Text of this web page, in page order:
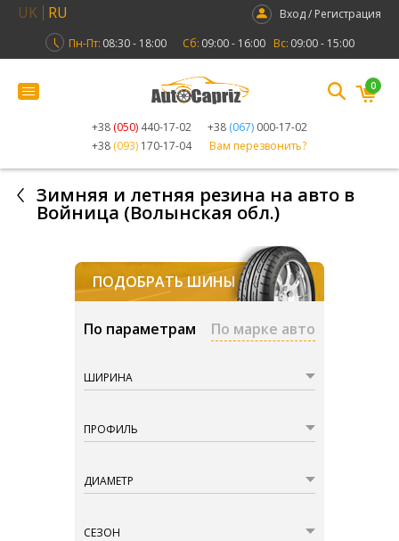
UK RU
Вход / Регистрация
Пн-Пт: 08:30 - 18:00 Сб: 09:00 - 16:00 Вс: 09:00 - 15:00
+38 (050) 440-17-02 +38 (067) 000-17-02
+38 (093) 170-17-04 Вам перезвонить?
0
Зимняя и летняя резина на авто в
Войница (Волынская обл.)
ПОДОБРАТЬ ШИНЫ
По параметрам По марке авто
ШИРИНА
ПРОФИЛЬ
ДИАМЕТР
СЕЗОН